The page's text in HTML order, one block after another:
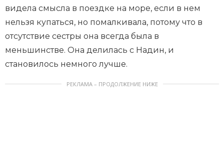
видела смысла в поездке на море, если в нем
нельзя купаться, но помалкивала, потому что в
отсутствие сестры она всегда была в
меньшинстве. Она делилась с Надин, и
становилось немного лучше.
РЕКЛАМА – ПРОДОЛЖЕНИЕ НИЖЕ